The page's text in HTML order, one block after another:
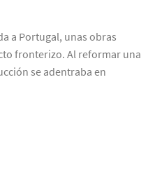
a Portugal, unas obras
fronterizo. Al reformar una
se adentraba en